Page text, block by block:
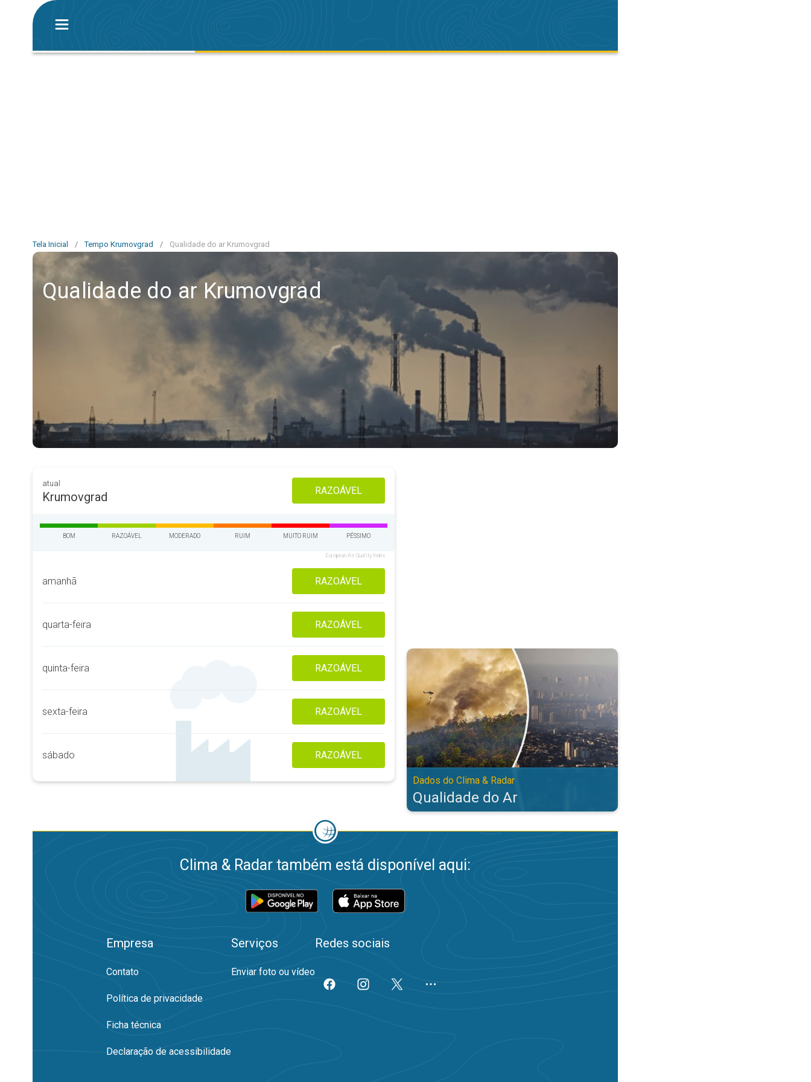
Tela Inicial / Tempo Krumovgrad / Qualidade do ar Krumovgrad
Qualidade do ar Krumovgrad
atual
Krumovgrad RAZOÁVEL
BOM RAZOÁVEL MODERADO RUIM MUITO RUIM PÉSSIMO
European Air Quality Index
amanhã RAZOÁVEL
quarta-feira RAZOÁVEL
quinta-feira RAZOÁVEL
sexta-feira RAZOÁVEL
sábado RAZOÁVEL
Qualidade do Ar. Dados do Clima & Radar. . .
Dados do Clima & Radar
Qualidade do Ar
Clima & Radar também está disponível aqui:
Empresa
Contato
Política de privacidade
Ficha técnica
Declaração de acessibilidade
Serviços
Enviar foto ou vídeo
Redes sociais